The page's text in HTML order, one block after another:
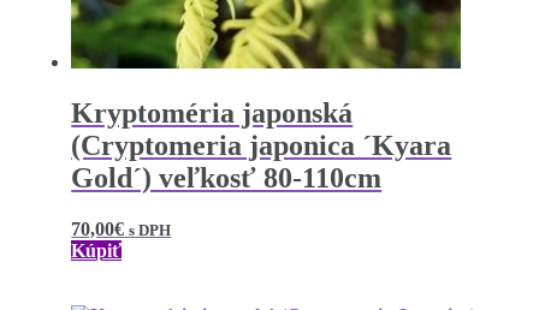
Kryptoméria japonská
(Cryptomeria japonica ´Kyara
Gold´) veľkosť 80-110cm
70,00€ s DPH
Kúpiť